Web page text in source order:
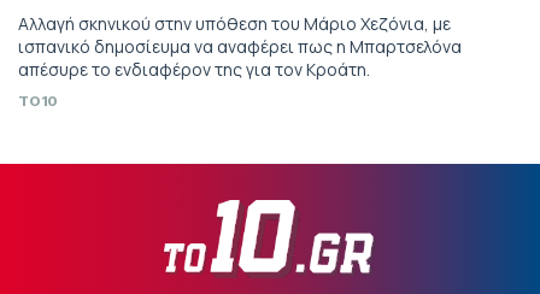
Αλλαγή σκηνικού στην υπόθεση του Μάριο Χεζόνια, με
ισπανικό δημοσίευμα να αναφέρει πως η Μπαρτσελόνα
απέσυρε το ενδιαφέρον της για τον Κροάτη.
TO10